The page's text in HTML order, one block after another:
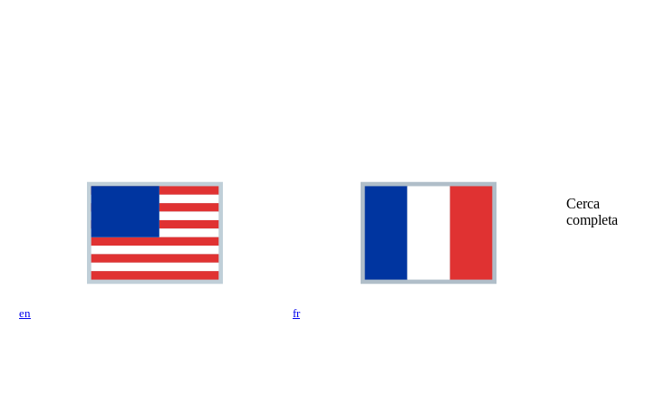
en fr
Cerca
completa